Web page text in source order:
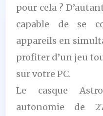
pour cela ?
capable de se
appareils en
profiter d’un jeu
sur votre PC.
Le casque
autonomie de